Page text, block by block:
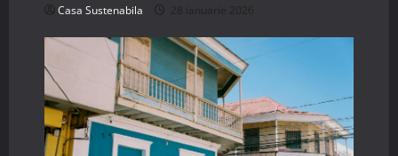
Casa Sustenabila 28 ianuarie 2026